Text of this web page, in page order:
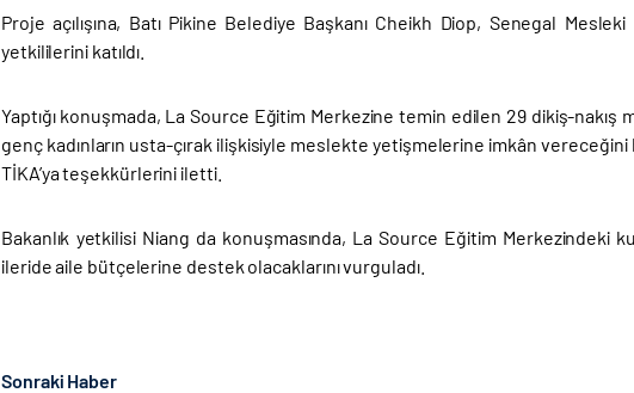
Proje açılışına, Batı Pikine Belediye Başkanı Cheikh Diop, Senegal
yetkililerini katıldı.
Yaptığı konuşmada, La Source Eğitim Merkezine temin edilen 29 dikiş-
genç kadınların usta-çırak ilişkisiyle meslekte yetişmelerine imkân
TİKA’ya teşekkürlerini iletti.
Bakanlık yetkilisi Niang da konuşmasında, La Source Eğitim Merkezindeki
ileride aile bütçelerine destek olacaklarını vurguladı.
Sonraki Haber